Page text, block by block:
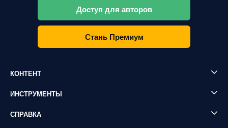
Доступ для авторов
Стань Премиум
КОНТЕНТ
ИНСТРУМЕНТЫ
СПРАВКА